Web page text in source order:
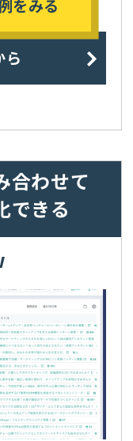
をみる
ら
合わせて
できる